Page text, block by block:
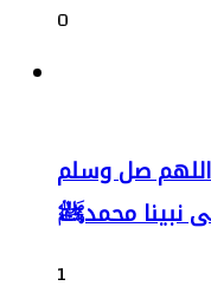
0
اللهم صل وسلم
نبينا محمدﷺ
1